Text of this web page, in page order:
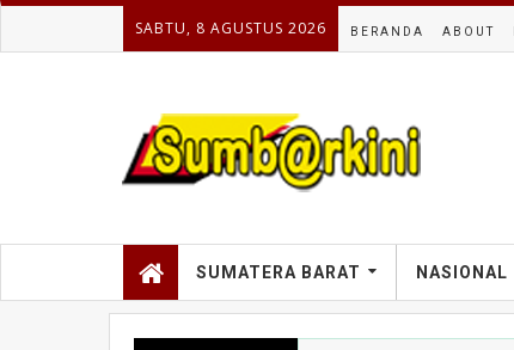
SABTU, 8 AGUSTUS 2026 BERANDA ABOUT
SUMATERA BARAT NASIONAL